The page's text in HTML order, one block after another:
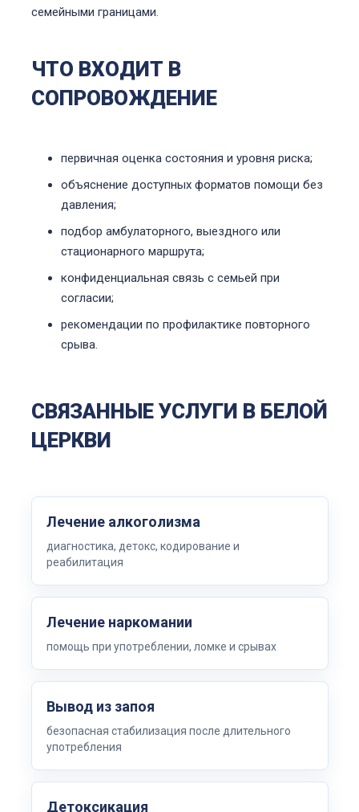
семейными границами.
ЧТО ВХОДИТ В
СОПРОВОЖДЕНИЕ
первичная оценка состояния и уровня риска;
объяснение доступных форматов помощи без
давления;
подбор амбулаторного, выездного или
стационарного маршрута;
конфиденциальная связь с семьей при
согласии;
рекомендации по профилактике повторного
срыва.
СВЯЗАННЫЕ УСЛУГИ В БЕЛОЙ
ЦЕРКВИ
Лечение алкоголизма
диагностика, детокс, кодирование и
реабилитация
Лечение наркомании
помощь при употреблении, ломке и срывах
Вывод из запоя
безопасная стабилизация после длительного
употребления
Детоксикация